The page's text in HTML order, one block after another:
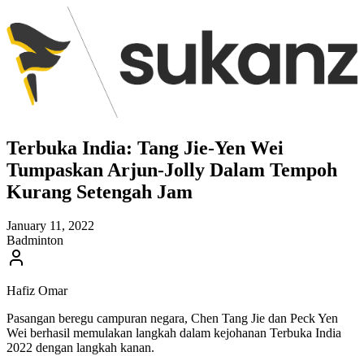
Terbuka India: Tang Jie-Yen Wei
Tumpaskan Arjun-Jolly Dalam Tempoh
Kurang Setengah Jam
January 11, 2022
Badminton
Hafiz Omar
Pasangan beregu campuran negara, Chen Tang Jie dan Peck Yen
Wei berhasil memulakan langkah dalam kejohanan Terbuka India
2022 dengan langkah kanan.